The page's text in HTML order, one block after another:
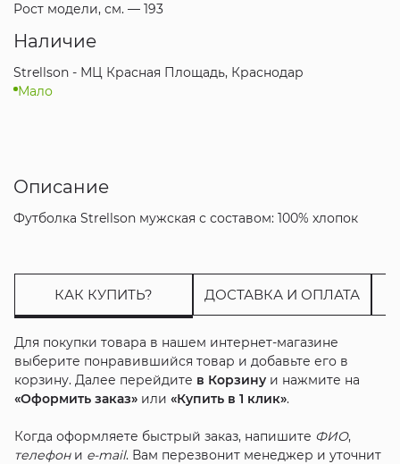
Рост модели, см. — 193
Наличие
Strellson - МЦ Красная Площадь, Краснодар
Мало
Описание
Футболка Strellson мужская с составом: 100% хлопок
КАК КУПИТЬ? ДОСТАВКА И ОПЛАТА
Для покупки товара в нашем интернет-магазине
выберите понравившийся товар и добавьте его в
корзину. Далее перейдите в Корзинуи нажмите на
«Оформить заказ»или «Купить в 1 клик».
Когда оформляете быстрый заказ, напишите ФИО,
телефони e-mail. Вам перезвонит менеджер и уточнит